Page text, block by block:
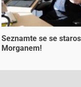
Seznamte se se
Morganem!